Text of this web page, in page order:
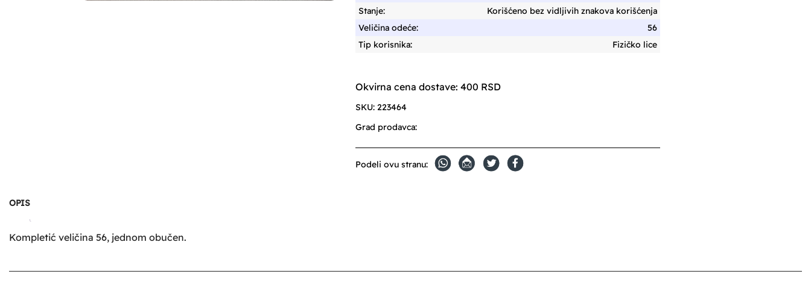
Stanje:
Korišćeno bez vidljivih znakova korišćenja
Veličina odeće:
56
Tip korisnika:
Fizičko lice
Okvirna cena dostave: 400 RSD
SKU: 223464
Grad prodavca:
Podeli ovu stranu:
OPIS
Kompletić veličina 56, jednom obučen.